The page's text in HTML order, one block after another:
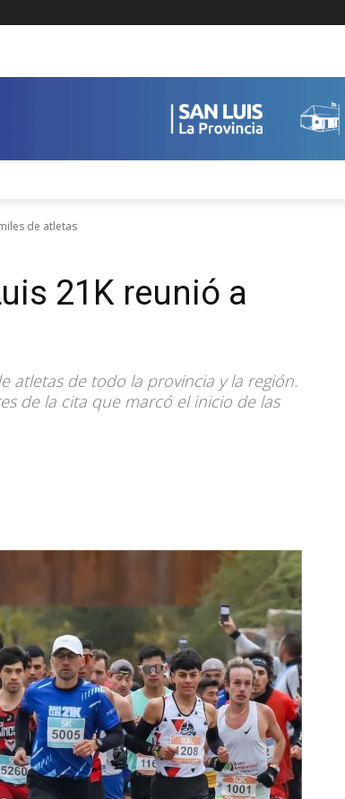
de atletas
21K reunió a
atletas de todo la provincia y la región.
de la cita que marcó el inicio de las